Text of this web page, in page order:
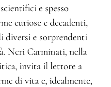
e spesso
curiose e decadenti,
e sorprendenti
Neri Carminati, nella
invita il lettore a
di vita e, idealmente,